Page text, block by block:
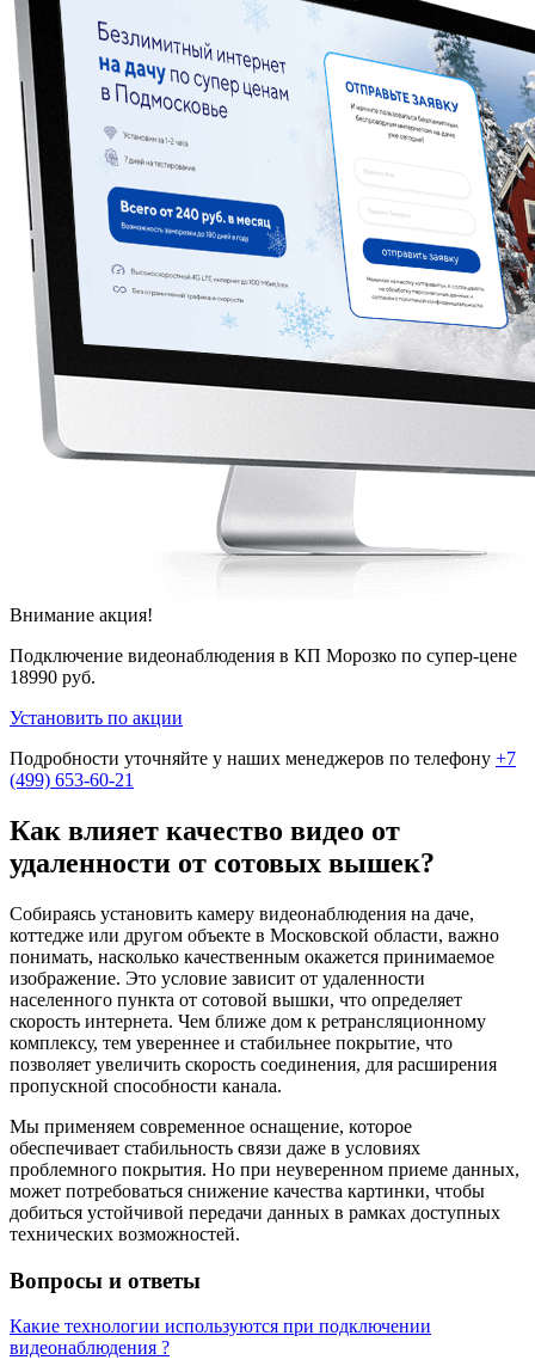
Внимание акция!
Подключение видеонаблюдения в КП Морозко по супер-цене
18990 руб.
Установить по акции
Подробности уточняйте у наших менеджеров по телефону +7
(499) 653-60-21
Как влияет качество видео от
удаленности от сотовых вышек?
Собираясь установить камеру видеонаблюдения на даче,
коттедже или другом объекте в Московской области, важно
понимать, насколько качественным окажется принимаемое
изображение. Это условие зависит от удаленности
населенного пункта от сотовой вышки, что определяет
скорость интернета. Чем ближе дом к ретрансляционному
комплексу, тем увереннее и стабильнее покрытие, что
позволяет увеличить скорость соединения, для расширения
пропускной способности канала.
Мы применяем современное оснащение, которое
обеспечивает стабильность связи даже в условиях
проблемного покрытия. Но при неуверенном приеме данных,
может потребоваться снижение качества картинки, чтобы
добиться устойчивой передачи данных в рамках доступных
технических возможностей.
Вопросы и ответы
Какие технологии используются при подключении
видеонаблюдения ?